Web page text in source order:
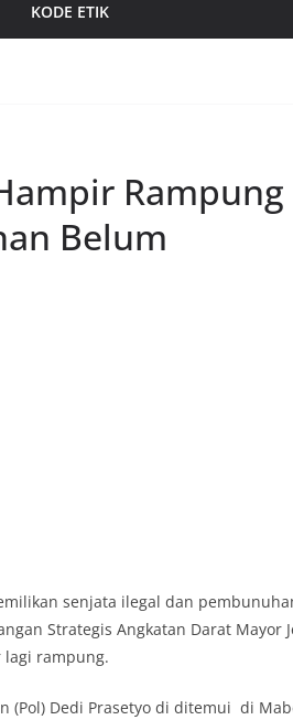
KODE ETIK
Rampung
Belum
senjata ilegal dan
Strategis Angkatan Darat Mayor
lagi rampung.
(Pol) Dedi Prasetyo di ditemui di